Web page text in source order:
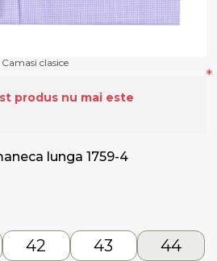
Camasi clasice
produs nu mai este
lunga 1759-4
*
42 43
44